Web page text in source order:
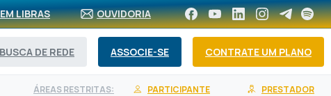
LIBRAS OUVIDORIA
BUSCA DE REDE ASSOCIE-SE CONTRATE UM PLANO
ÁREAS RESTRITAS: PARTICIPANTE PRESTADOR